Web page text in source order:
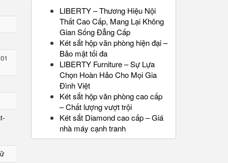
LIBERTY – Thương Hiệu Nội
Thất Cao Cấp, Mang Lại Không
Gian Sống Đẳng Cấp
Két sắt hộp văn phòng hiện đại –
Bảo mật tối đa
LIBERTY Furniture – Sự Lựa
Chọn Hoàn Hảo Cho Mọi Gia
Đình Việt
Két sắt hộp văn phòng cao cấp
– Chất lượng vượt trội
Két sắt Diamond cao cấp – Giá
nhà máy cạnh tranh